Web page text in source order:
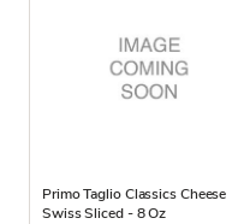
Primo Taglio Classics Cheese
Swiss Sliced - 8 Oz